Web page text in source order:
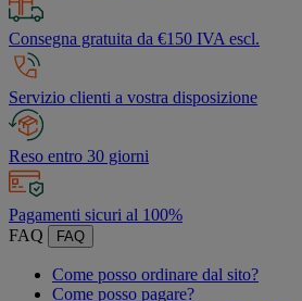
Consegna gratuita da €150 IVA escl.
Servizio clienti a vostra disposizione
Reso entro 30 giorni
Pagamenti sicuri al 100%
FAQ
FAQ
Come posso ordinare dal sito?
Come posso pagare?